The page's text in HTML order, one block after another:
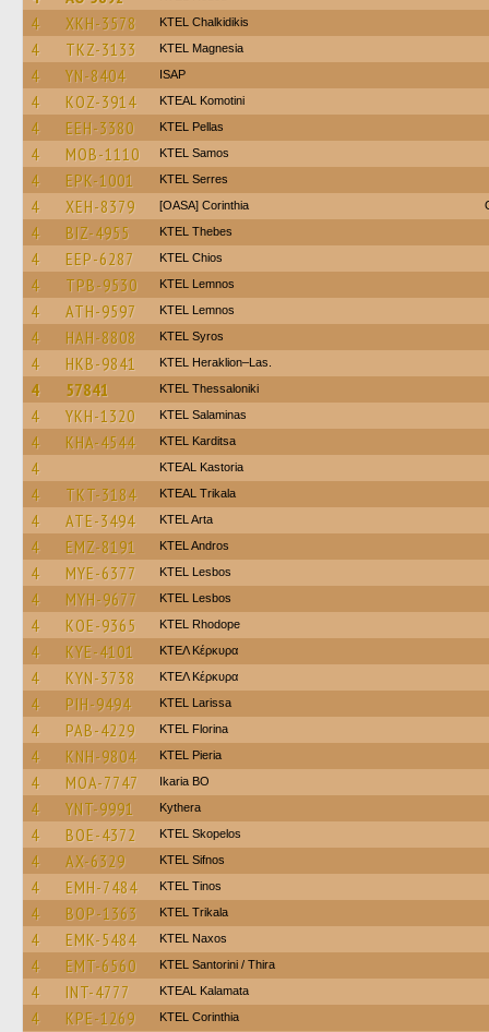
4 XKH-3578 ΚΤΕL Chalkidikis
4 TKZ-3133 ΚΤΕL Magnesia
4 YN-8404 ISAP
4 KOZ-3914 KTEAL Komotini
4 EEH-3380 KTEL Pellas
4 MOB-1110 KTEL Samos
4 EPK-1001 KTEL Serres
4 XEH-8379 [OASA] Corinthia
4 BIZ-4955 KTEL Thebes
4 EEP-6287 KTEL Chios
4 TPB-9530 KTEL Lemnos
4 ATH-9597 KTEL Lemnos
4 HAH-8808 KTEL Syros
4 HKB-9841 KTEL Heraklion–Las.
4 57841 KTEL Thessaloniki
4 YKH-1320 KTEL Salaminas
4 KHA-4544 ΚΤΕL Karditsa
4 KTEAL Kastoria
4 TKT-3184 KTEAL Trikala
4 ATE-3494 KTEL Arta
4 EMZ-8191 KTEL Andros
4 MYE-6377 KTEL Lesbos
4 MYH-9677 KTEL Lesbos
4 KOE-9365 KTEL Rhodope
4 KYE-4101 ΚΤΕΛ Κέρκυρα
4 KYN-3738 ΚΤΕΛ Κέρκυρα
4 PIH-9494 KTEL Larissa
4 PAB-4229 KTEL Florina
4 KNH-9804 KTEL Pieria
4 MOA-7747 Ikaria BO
4 YNT-9991 Kythera
4 BOE-4372 KTEL Skopelos
4 AX-6329 KTEL Sifnos
4 EMH-7484 KTEL Tinos
4 BOP-1363 ΚΤΕL Τrikala
4 EMK-5484 KTEL Naxos
4 EMT-6560 KTEL Santorini / Thira
4 INT-4777 KTEAL Kalamata
4 KPE-1269 KTEL Corinthia